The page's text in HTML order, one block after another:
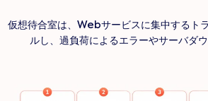
仮想待合室は、Webサービスに集中するト
ルし、過負荷によるエラーやサーバダ